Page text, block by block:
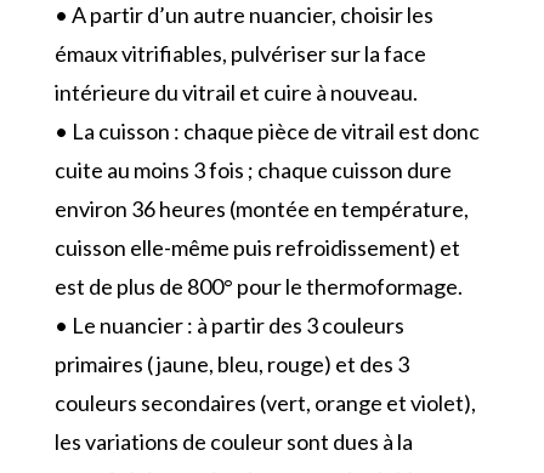
• A partir d’un autre nuancier, choisir les
émaux vitrifiables, pulvériser sur la face
intérieure du vitrail et cuire à nouveau.
• La cuisson : chaque pièce de vitrail est donc
cuite au moins 3 fois ; chaque cuisson dure
environ 36 heures (montée en température,
cuisson elle-même puis refroidissement) et
est de plus de 800° pour le thermoformage.
• Le nuancier : à partir des 3 couleurs
primaires ( jaune, bleu, rouge) et des 3
couleurs secondaires (vert, orange et violet),
les variations de couleur sont dues à la